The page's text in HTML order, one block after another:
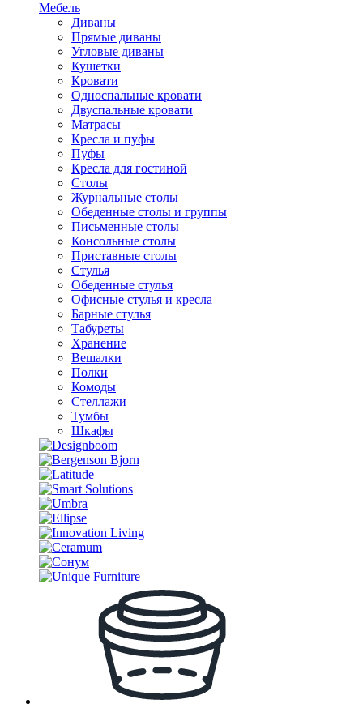
Мебель
Диваны
Прямые диваны
Угловые диваны
Кушетки
Кровати
Односпальные кровати
Двуспальные кровати
Матрасы
Кресла и пуфы
Пуфы
Кресла для гостиной
Столы
Журнальные столы
Обеденные столы и группы
Письменные столы
Консольные столы
Приставные столы
Стулья
Обеденные стулья
Офисные стулья и кресла
Барные стулья
Табуреты
Хранение
Вешалки
Полки
Комоды
Стеллажи
Тумбы
Шкафы